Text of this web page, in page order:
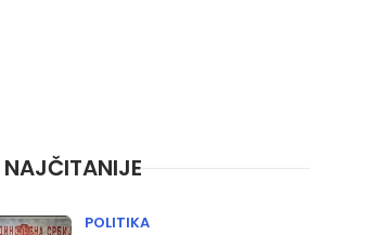
NAJČITANIJE
POLITIKA